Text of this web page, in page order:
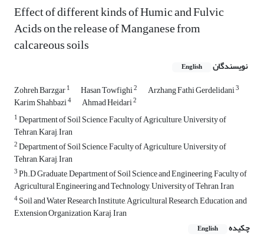
Effect of different kinds of Humic and Fulvic
Acids on the release of Manganese from
calcareous soils
نویسندگان English
Zohreh Barzgar1 Hasan Towfighi2 Arzhang Fathi Gerdelidani3
Karim Shahbazi4 Ahmad Heidari2
1Department of Soil Science, Faculty of Agriculture, University of
Tehran, Karaj, Iran
2Department of Soil Science, Faculty of Agriculture, University of
Tehran, Karaj, Iran
3Ph.D Graduate, Department of Soil Science and Engineering, Faculty of
Agricultural Engineering and Technology, University of Tehran, Iran
4Soil and Water Research Institute, Agricultural Research, Education, and
Extension Organization, Karaj, Iran
چکیده
English